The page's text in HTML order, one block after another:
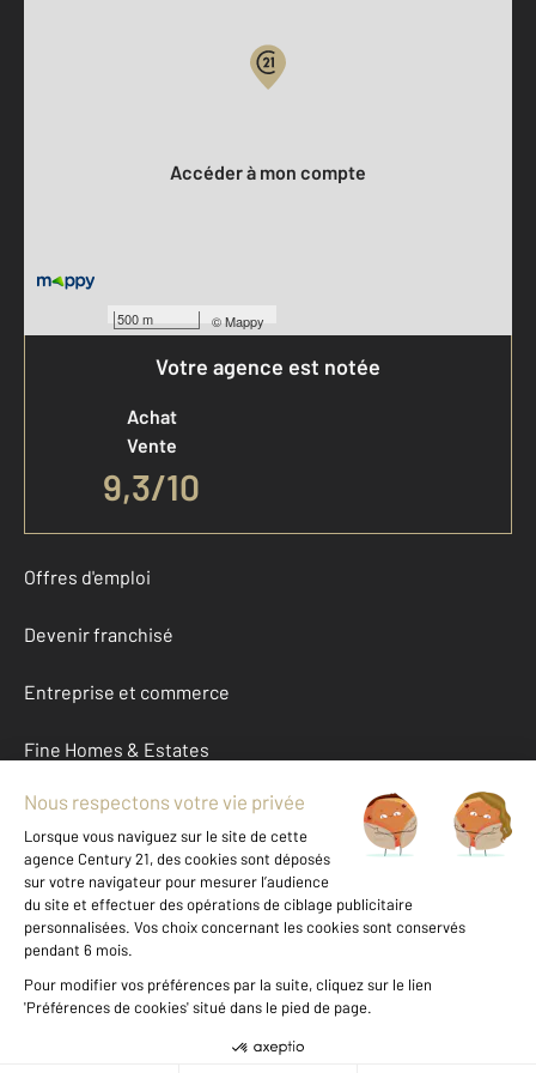
500 m ©Mappy
Accéder à mon compte
Votre agence est notée
Achat
Vente
9,3/10
Offres d'emploi
Devenir franchisé
Entreprise et commerce
Fine Homes & Estates
À propos
International
Nous contacter
Données personnelles